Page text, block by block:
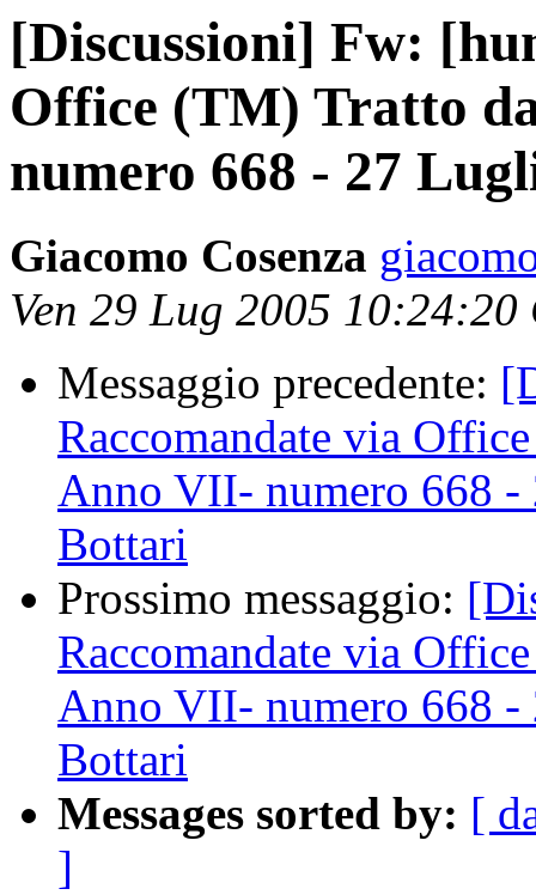
[Discussioni] Fw:
Office (TM) Tratto
numero 668 - 27
Giacomo Cosenza
Ven 29 Lug 2005 10:24:20
Messaggio precedente:
Raccomandate via
Anno VII- numero 668
Bottari
Prossimo messaggio:
Raccomandate via
Anno VII- numero 668
Bottari
Messages sorted by: [
]